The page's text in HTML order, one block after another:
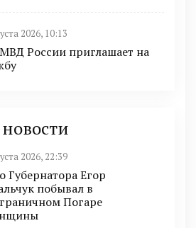
2026, 10:13
России приглашает на
2026, 22:39
Губернатора Егор
побывал в
Погаре